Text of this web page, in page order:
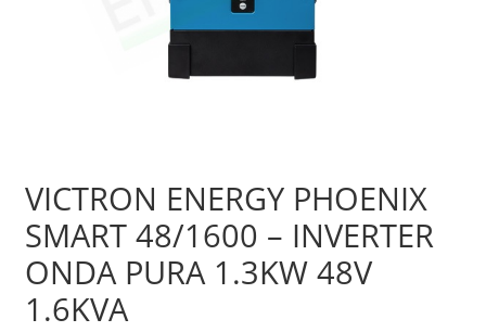
VICTRON ENERGY PHOENIX
SMART 48/1600 – INVERTER
ONDA PURA 1.3KW 48V
1.6KVA